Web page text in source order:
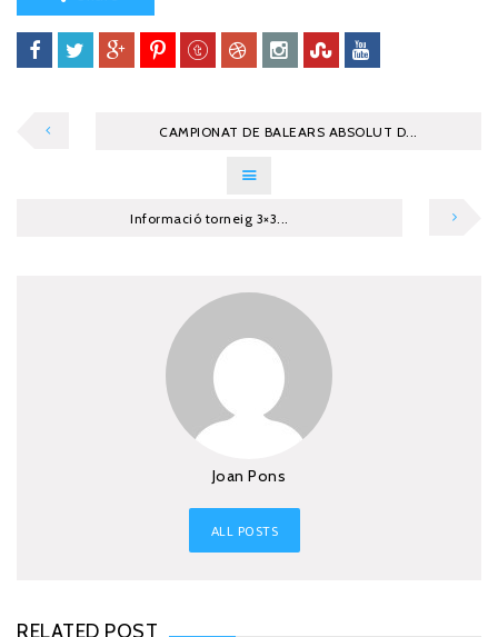
CAMPIONAT DE BALEARS ABSOLUT D...
Informació torneig 3×3...
Joan Pons
ALL POSTS
RELATED POST